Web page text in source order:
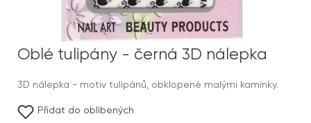
Oblé tulipány - černá 3D nálepka
3D nálepka - motiv tulipánů, obklopené malými kamínky.
Přidat do oblíbených